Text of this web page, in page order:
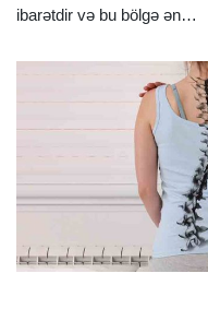
ibarətdir və bu bölgə ən…